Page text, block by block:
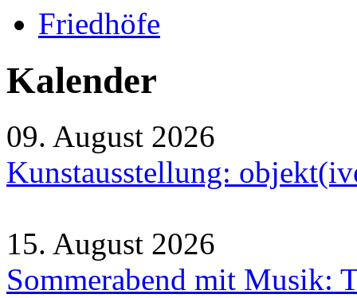
Friedhöfe
Kalender
09. August 2026
Kunstausstellung:
15. August 2026
Sommerabend mit Musik: